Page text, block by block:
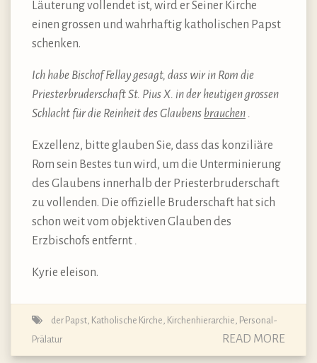
Läuterung vollendet ist, wird er Seiner Kirche
einen grossen und wahrhaftig katholischen Papst
schenken.
Ich habe Bischof Fellay gesagt, dass wir in Rom die
Priesterbruderschaft St. Pius X. in der heutigen grossen
Schlacht für die Reinheit des Glaubens brauchen .
Exzellenz, bitte glauben Sie, dass das konziliäre
Rom sein Bestes tun wird, um die Unterminierung
des Glaubens innerhalb der Priesterbruderschaft
zu vollenden. Die offizielle Bruderschaft hat sich
schon weit vom objektiven Glauben des
Erzbischofs entfernt .
Kyrie eleison.
der Papst Katholische Kirche Kirchenhierarchie Personal-
Prälatur
READ MORE